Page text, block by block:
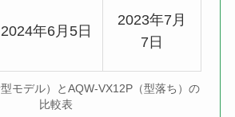
2024年6月5日
2023年7月
7日
モデル）とAQW-VX12P（型落ち）の
比較表